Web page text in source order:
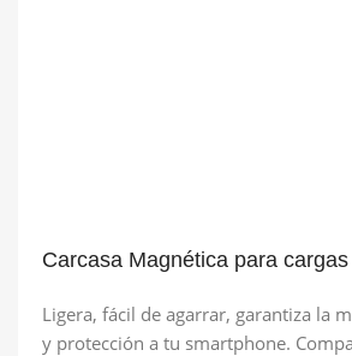
Carcasa Magnética para
Ligera, fácil de agarrar, garantiza la
y protección a tu smartphone.